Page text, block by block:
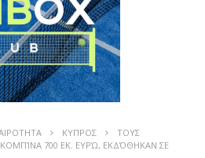
ΚΥΠΡΟΣ
ΤΟΥΣ
700 ΕΚ. ΕΥΡΏ, ΕΚΔΌΘΗΚΑΝ ΣΕ